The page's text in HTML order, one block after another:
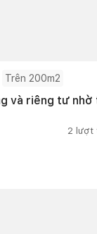
Trên 200m2
và riêng tư
2 lượt